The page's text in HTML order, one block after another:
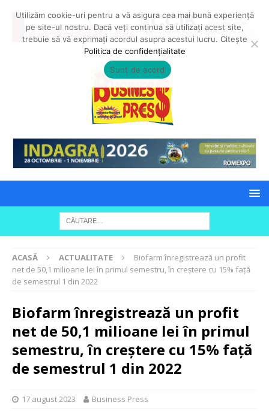
ACASĂ ACTUALITATE
Biofarm înregistrează un profit
net de 50,1 milioane lei în primul semestru, în creștere cu 15% față
de semestrul 1 din 2022
Biofarm înregistrează un profit
net de 50,1 milioane lei în primul
semestru, în creștere cu 15% față
de semestrul 1 din 2022
17 august 2023 Business Press
Utilizăm cookie-uri pentru a vă asigura cea mai bună experiență
pe site-ul nostru. Dacă veți continua să utilizați acest site,
trebuie să vă exprimați acordul asupra acestui lucru. Citește
Politica de confidențialitate
Sunt de acord